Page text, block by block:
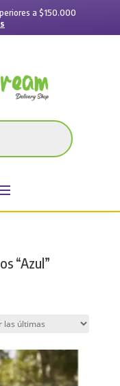
a $150.000
“Azul”